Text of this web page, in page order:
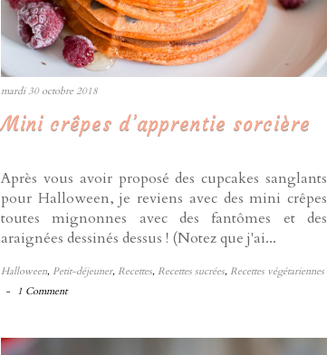
mardi 30 octobre 2018
Mini crêpes d’apprentie sorcière
Après vous avoir proposé des cupcakes sanglants
pour Halloween, je reviens avec des mini crêpes
toutes mignonnes avec des fantômes et des
araignées dessinés dessus ! (Notez que j'ai...
Halloween, Petit-déjeuner, Recettes, Recettes sucrées, Recettes végétariennes
- 1 Comment